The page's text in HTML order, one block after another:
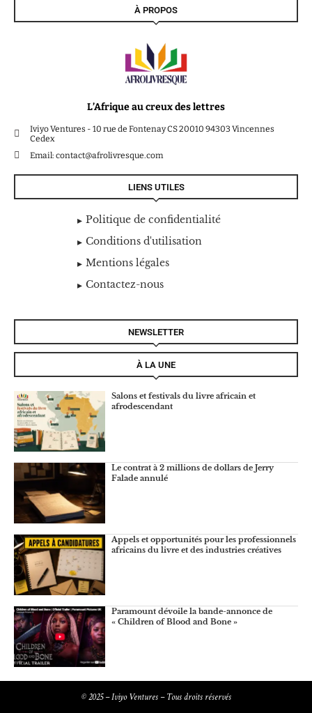
À PROPOS
L’Afrique au creux des lettres
Iviyo Ventures - 10 rue de Fontenay CS 20010 94303 Vincennes
Cedex
Email: contact@afrolivresque.com
LIENS UTILES
Politique de confidentialité
Conditions d'utilisation
Mentions légales
Contactez-nous
NEWSLETTER
À LA UNE
Salons et festivals du livre africain et
afrodescendant
Le contrat à 2 millions de dollars de Jerry
Falade annulé
Appels et opportunités pour les professionnels
africains du livre et des industries créatives
Paramount dévoile la bande-annonce de
« Children of Blood and Bone »
© 2025 – Iviyo Ventures – Tous droits réservés